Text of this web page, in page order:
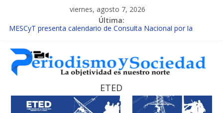
viernes, agosto 7, 2026
Última:
MESCyT presenta calendario de Consulta Nacional por la
INAFOCAM obtiene reconocimiento internacional en los
Premios Latam Digital 2026
15 de febrero de cada año es Día Nacional de la lucha contra el
EL ENFOQUE UNILATERAL DE LA COALICIÓN
MESCyT y Universidad Albizu apoyarán rehabilitación de
ETED